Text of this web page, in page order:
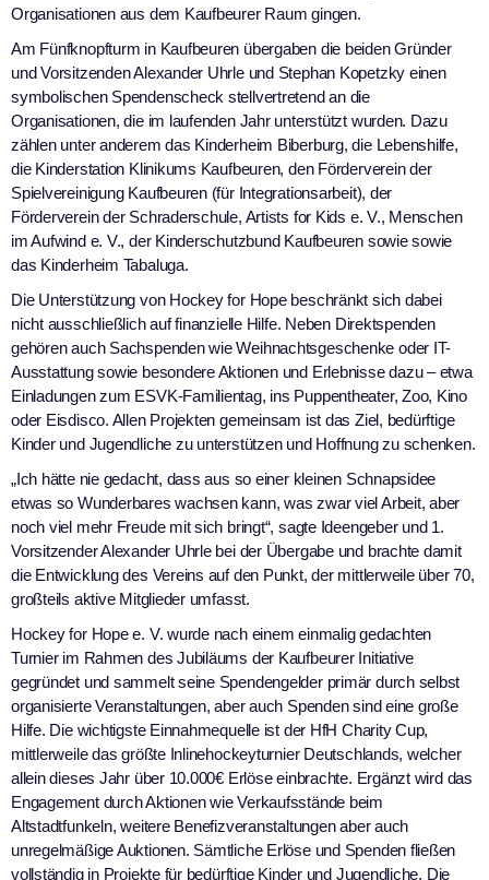
Organisationen aus dem Kaufbeurer Raum gingen.
Am Fünfknopfturm in Kaufbeuren übergaben die beiden Gründer
und Vorsitzenden Alexander Uhrle und Stephan Kopetzky einen
symbolischen Spendenscheck stellvertretend an die
Organisationen, die im laufenden Jahr unterstützt wurden. Dazu
zählen unter anderem das Kinderheim Biberburg, die Lebenshilfe,
die Kinderstation Klinikums Kaufbeuren, den Förderverein der
Spielvereinigung Kaufbeuren (für Integrationsarbeit), der
Förderverein der Schraderschule, Artists for Kids e. V., Menschen
im Aufwind e. V., der Kinderschutzbund Kaufbeuren sowie sowie
das Kinderheim Tabaluga.
Die Unterstützung von Hockey for Hope beschränkt sich dabei
nicht ausschließlich auf finanzielle Hilfe. Neben Direktspenden
gehören auch Sachspenden wie Weihnachtsgeschenke oder IT-
Ausstattung sowie besondere Aktionen und Erlebnisse dazu – etwa
Einladungen zum ESVK-Familientag, ins Puppentheater, Zoo, Kino
oder Eisdisco. Allen Projekten gemeinsam ist das Ziel, bedürftige
Kinder und Jugendliche zu unterstützen und Hoffnung zu schenken.
„Ich hätte nie gedacht, dass aus so einer kleinen Schnapsidee
etwas so Wunderbares wachsen kann, was zwar viel Arbeit, aber
noch viel mehr Freude mit sich bringt“, sagte Ideengeber und 1.
Vorsitzender Alexander Uhrle bei der Übergabe und brachte damit
die Entwicklung des Vereins auf den Punkt, der mittlerweile über 70,
großteils aktive Mitglieder umfasst.
Hockey for Hope e. V. wurde nach einem einmalig gedachten
Turnier im Rahmen des Jubiläums der Kaufbeurer Initiative
gegründet und sammelt seine Spendengelder primär durch selbst
organisierte Veranstaltungen, aber auch Spenden sind eine große
Hilfe. Die wichtigste Einnahmequelle ist der HfH Charity Cup,
mittlerweile das größte Inlinehockeyturnier Deutschlands, welcher
allein dieses Jahr über 10.000€ Erlöse einbrachte. Ergänzt wird das
Engagement durch Aktionen wie Verkaufsstände beim
Altstadtfunkeln, weitere Benefizveranstaltungen aber auch
unregelmäßige Auktionen. Sämtliche Erlöse und Spenden fließen
vollständig in Projekte für bedürftige Kinder und Jugendliche. Die